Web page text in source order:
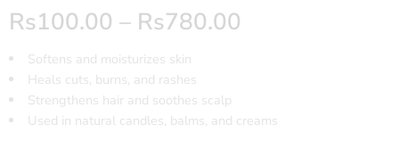
Rs100.00 – Rs780.00
Softens and moisturizes skin
Heals cuts, burns, and rashes
Strengthens hair and soothes scalp
Used in natural candles, balms, and creams